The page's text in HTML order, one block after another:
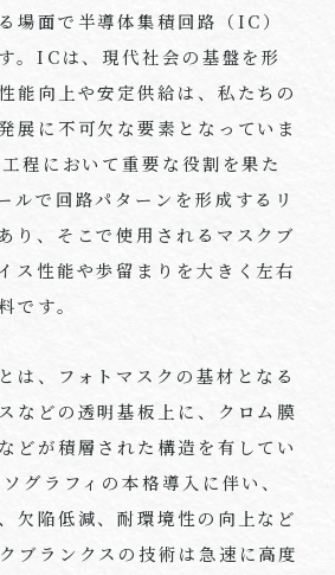
場面で半導体集積回路（IC）
。ICは、現代社会の基盤を形
能向上や安定供給は、私たちの
展に不可欠な要素となっていま
程において重要な役割を果た
ルで回路パターンを形成するリ
り、そこで使用されるマスクブ
ス性能や歩留まりを大きく左右
です。
は、フォトマスクの基材となる
などの透明基板上に、クロム膜
どが積層された構造を有してい
グラフィの本格導入に伴い、
欠陥低減、耐環境性の向上など
ブランクスの技術は急速に高度